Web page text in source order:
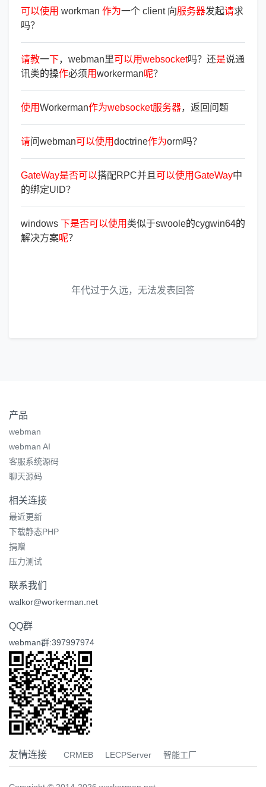
可以使用 workman 作为一个 client 向服务器发起请求
吗？
请教一下，webman里可以用websocket吗？还是说通
讯类的操作必须用workerman呢？
使用Workerman作为websocket服务器，返回问题
请问webman可以使用doctrine作为orm吗？
GateWay是否可以搭配RPC并且 可以使用GateWay中
的绑定UID？
windows 下是否可以使用 类似于swoole的cygwin64的
解决方案呢？
年代过于久远，无法发表回答
产品
webman
webman AI
客服系统源码
聊天源码
相关连接
最近更新
下载静态PHP
捐赠
压力测试
联系我们
walkor@workerman.net
QQ群
webman群:397997974
友情连接 CRMEB LECPServer 智能工厂